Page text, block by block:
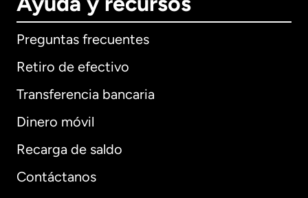
Preguntas frecuentes
Retiro de efectivo
Transferencia bancaria
Dinero móvil
Recarga de saldo
Contáctanos